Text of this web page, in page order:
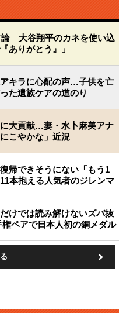
論 大谷翔平のカネを使い込
ありがとう』」
キラに心配の声…子供を亡
た遺族ケアの道のり
大貢献…妻・水卜麻美アナ
こやかな」近況
帰できそうにない「もう1
本抱える人気者のジレンマ
けでは読み解けないズバ抜
ペアで日本人初の銅メダル